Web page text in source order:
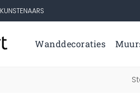
KUNSTENAARS
Wanddecoraties